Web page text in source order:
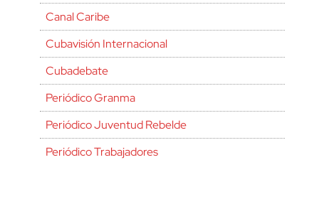
Canal Caribe
Cubavisión Internacional
Cubadebate
Periódico Granma
Periódico Juventud Rebelde
Periódico Trabajadores